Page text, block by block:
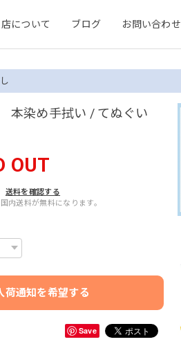
について ブログ お問い合わせ
本染め手拭い / てぬぐい
OUT
送料を確認する
内送料が無料になります。
荷通知を希望する
Save